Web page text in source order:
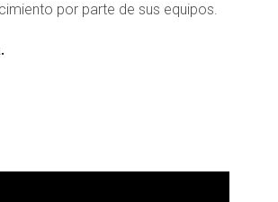
por parte de sus equipos.